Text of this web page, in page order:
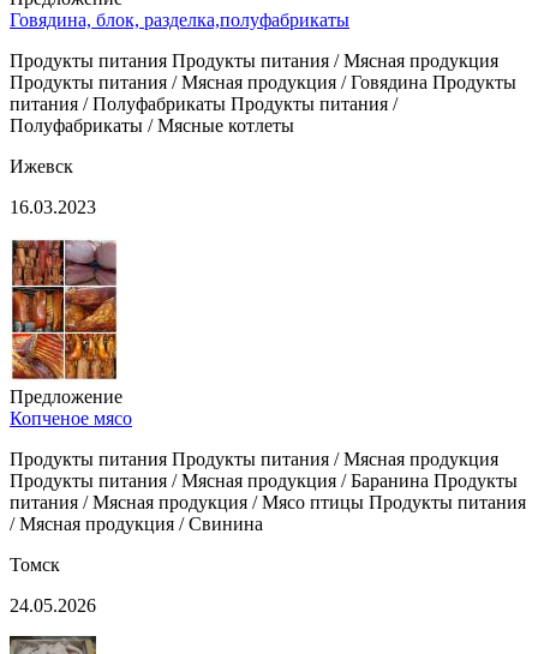
Говядина, блок, разделка,полуфабрикаты
Продукты питания Продукты питания / Мясная продукция
Продукты питания / Мясная продукция / Говядина Продукты
питания / Полуфабрикаты Продукты питания /
Полуфабрикаты / Мясные котлеты
Ижевск
16.03.2023
Предложение
Копченое мясо
Продукты питания Продукты питания / Мясная продукция
Продукты питания / Мясная продукция / Баранина Продукты
питания / Мясная продукция / Мясо птицы Продукты питания
/ Мясная продукция / Свинина
Томск
24.05.2026